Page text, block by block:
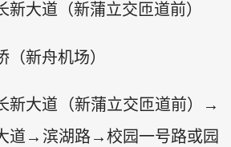
新大道（新蒲立交匝道前）
（新舟机场）
新大道（新蒲立交匝道前）→
道→滨湖路→校园一号路或园